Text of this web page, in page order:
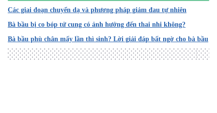
pens/forceps-or-vacuum-delivery/
Ngày truy cập: 22/11/2024
Ối vỡ non, ối rỉ non
https://tudu.com.vn/vn/y-hoc-thuong-thuc/suc-khoe-phu-
nu/lam-me-an-toan/cham-soc-ba-me-mang-thai/oi-vo-no
Các giai đoạn chuyển dạ và phương pháp giảm đau tự nhiên
Bà bầu bị co bóp tử cung có ảnh hưởng đến thai nhi không?
Bà bầu phù chân mấy lần thì sinh? Lời giải đáp bất ngờ cho bà bầu